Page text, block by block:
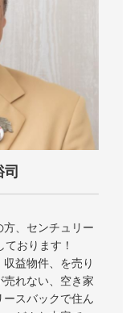
、センチュリー
おります！
益物件、を売り
れない、空き家
スバックで住ん